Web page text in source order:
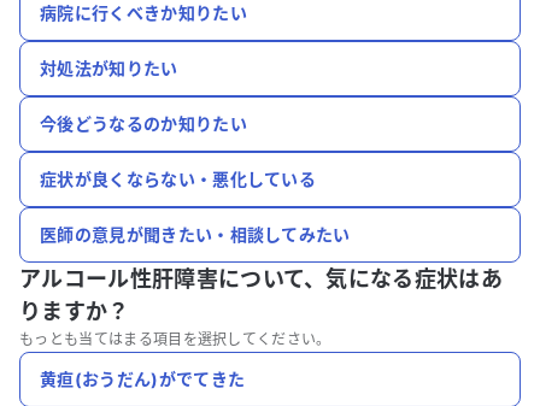
病院に行くべきか知りたい
対処法が知りたい
今後どうなるのか知りたい
症状が良くならない・悪化している
医師の意見が聞きたい・相談してみたい
アルコール性肝障害について、気になる症状はあ
りますか？
もっとも当てはまる項目を選択してください。
黄疸(おうだん)がでてきた